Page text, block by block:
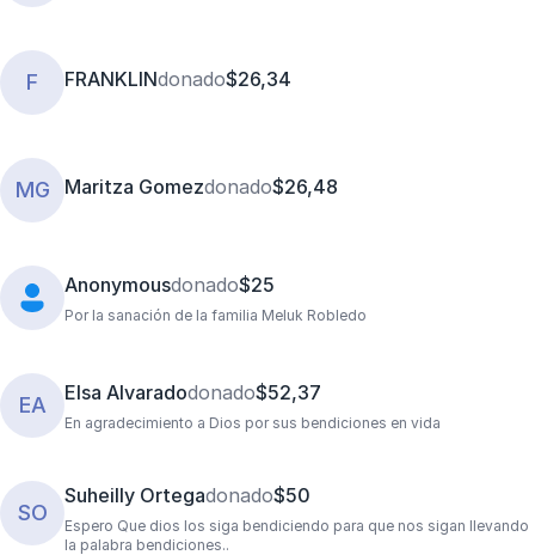
F FRANKLINdonado$26,34
MG Maritza Gomezdonado$26,48
Anonymousdonado$25
Por la sanación de la familia Meluk Robledo
EA Elsa Alvaradodonado$52,37
En agradecimiento a Dios por sus bendiciones en vida
SO
Suheilly Ortegadonado$50
Espero Que dios los siga bendiciendo para que nos sigan llevando
la palabra bendiciones..